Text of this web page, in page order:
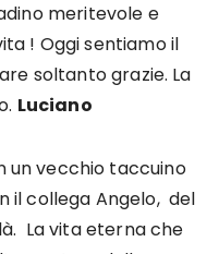
meritevole e
! Oggi sentiamo il
soltanto grazie. La
Luciano
un vecchio taccuino
il collega Angelo, del
La vita eterna che